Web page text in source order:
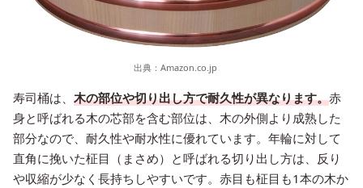
出典： Amazon.co.jp
寿司桶は、 木の部位や切り出し方で耐久性が異なります。赤
身と呼ばれる木の芯部を含む部位は、木の外側より成熟した
部分なので、耐久性や耐水性に優れています。年輪に対して
直角に挽いた柾目（まさめ）と呼ばれる切り出し方は、反り
や収縮が少なく長持ちしやすいです。赤目も柾目も1本の木か